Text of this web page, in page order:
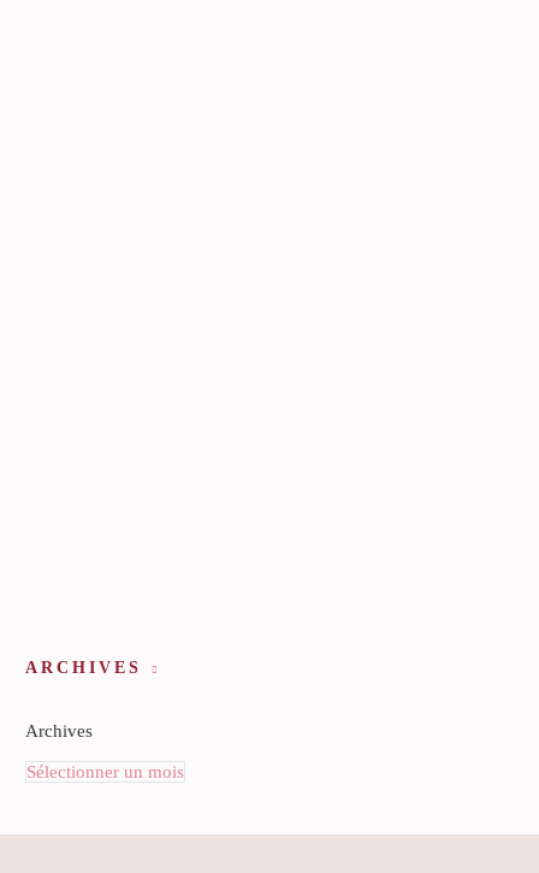
ARCHIVES
Archives
Sélectionner un mois